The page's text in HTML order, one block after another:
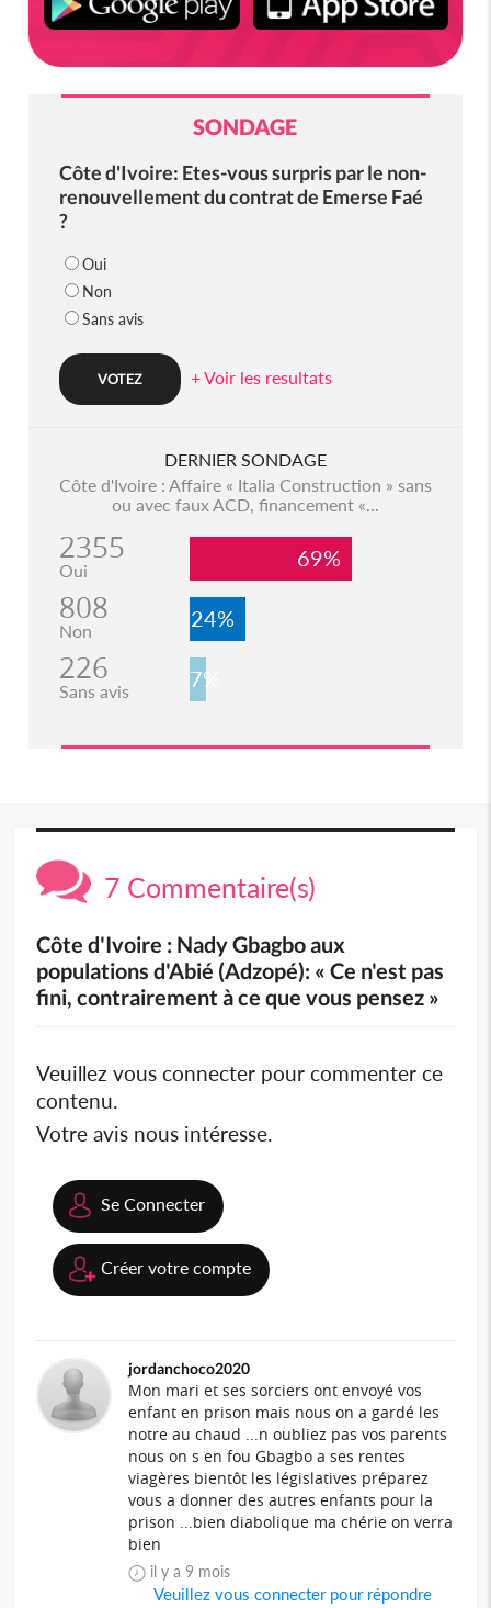
SONDAGE
Côte d'Ivoire: Etes-vous surpris par le non-
renouvellement du contrat de Emerse Faé
?
Oui
Non
Sans avis
+ Voir les resultats
DERNIER SONDAGE
Côte d'Ivoire : Affaire « Italia Construction » sans
ou avec faux ACD, financement «...
2355
Oui 69%
808
Non 24%
226
Sans avis 7%
7 Commentaire(s)
Côte d'Ivoire : Nady Gbagbo aux
populations d'Abié (Adzopé): « Ce n'est pas
fini, contrairement à ce que vous pensez »
Veuillez vous connecter pour commenter ce
contenu.
Votre avis nous intéresse.
Se Connecter
Créer votre compte
jordanchoco2020
Mon mari et ses sorciers ont envoyé vos
enfant en prison mais nous on a gardé les
notre au chaud ...n oubliez pas vos parents
nous on s en fou Gbagbo a ses rentes
viagères bientôt les législatives préparez
vous a donner des autres enfants pour la
prison ...bien diabolique ma chérie on verra
bien
il y a 9 mois
Veuillez vous connecter pour répondre